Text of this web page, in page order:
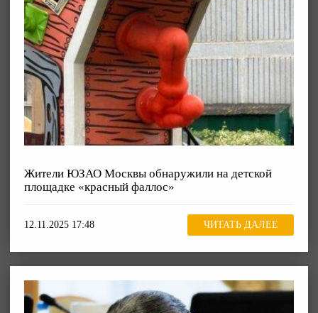
Жители ЮЗАО Москвы обнаружили на детской
площадке «красный фаллос»
12.11.2025 17:48 ЧИТАТЬ ДАЛЕЕ